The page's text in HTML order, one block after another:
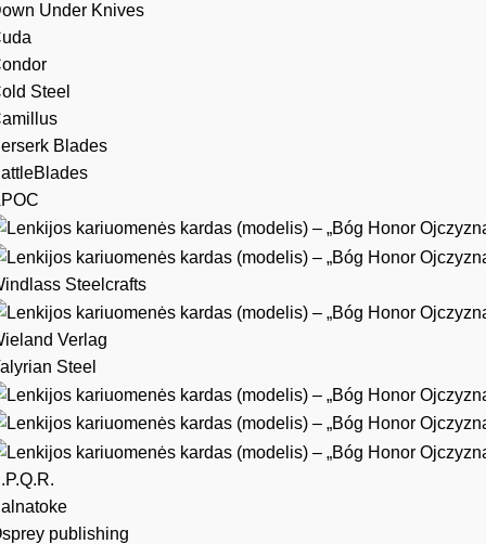
Under Knives
Steel
Blades
Steelcrafts
Verlag
Steel
publishing